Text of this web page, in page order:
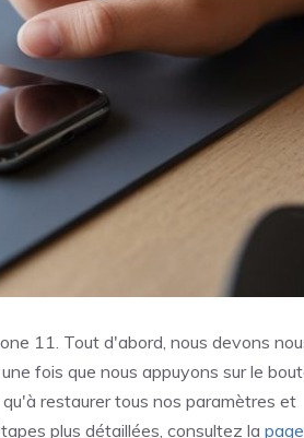
11. Tout d'abord, nous devons
fois que nous appuyons sur le
restaurer tous nos paramètres et
plus détaillées, consultez la